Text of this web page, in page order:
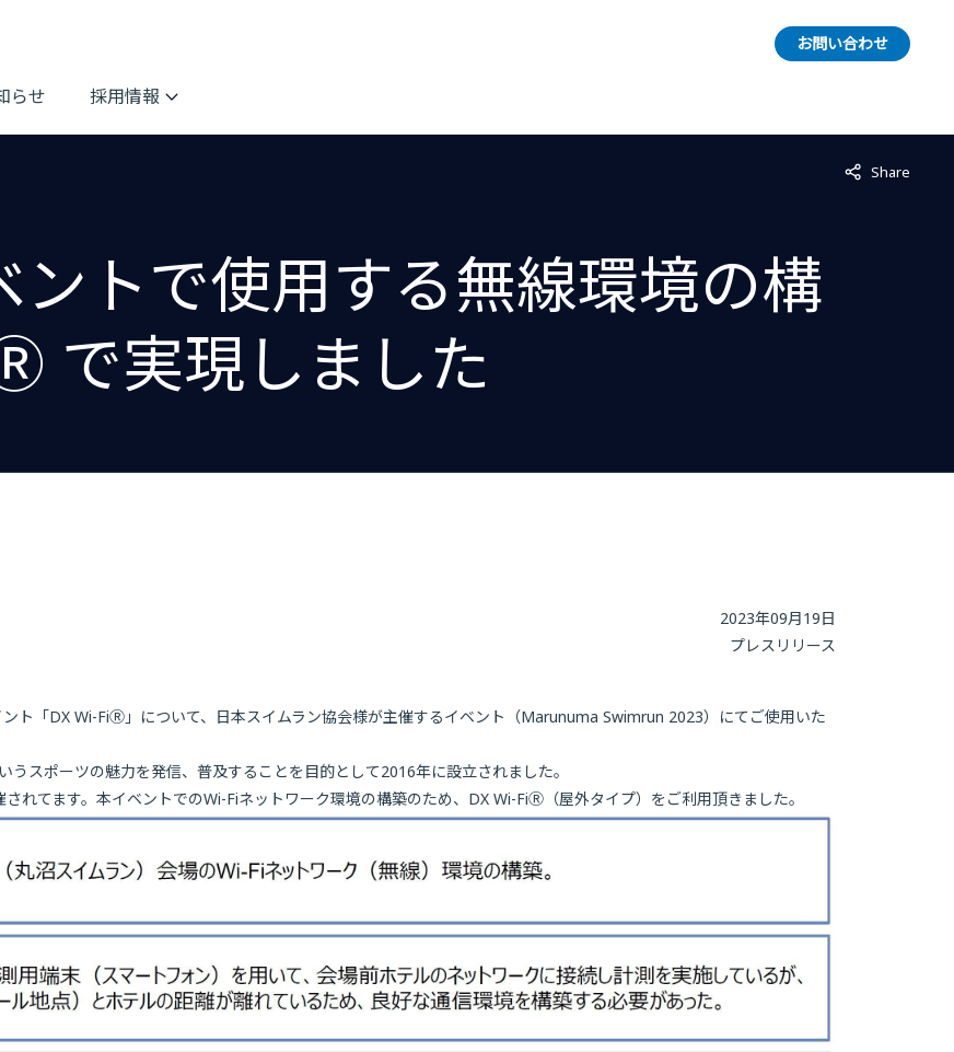
お問い合わせ
らせ 採用情報
ントで使用する無線環境の構
で実現しました
Share
Not displayed
2023年09月19日
プレスリリース
ト「DX Wi-FiⓇ」について、日本スイムラン協会様が主催するイベント（Marunuma Swimrun 2023）にてご使用いた
スポーツの魅力を発信、普及することを目的として2016年に設立されました。
れてます。本イベントでのWi-Fiネットワーク環境の構築のため、DX Wi-FiⓇ（屋外タイプ）をご利用頂きました。